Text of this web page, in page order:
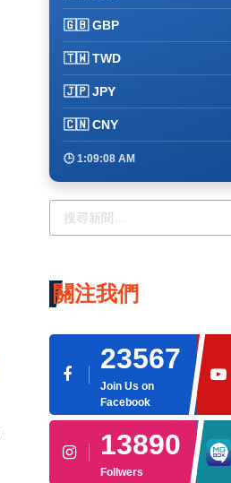
🇬🇧 GBP
🇹🇼 TWD
🇯🇵 JPY
🇨🇳 CNY
🕒 1:09:08 AM
關注我們
23567
Join Us on
Facebook
13890
Follwers